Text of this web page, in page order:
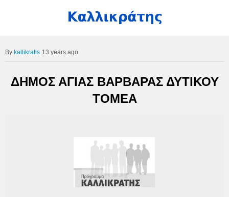
kallikratis 13 years ago
ΔΗΜΟΣ ΑΓΙΑΣ ΒΑΡΒΑΡΑΣ ΔΥΤΙΚΟΥ
ΤΟΜΕΑ